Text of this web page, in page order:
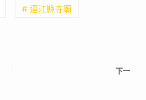
# 連江縣寺廟
下一